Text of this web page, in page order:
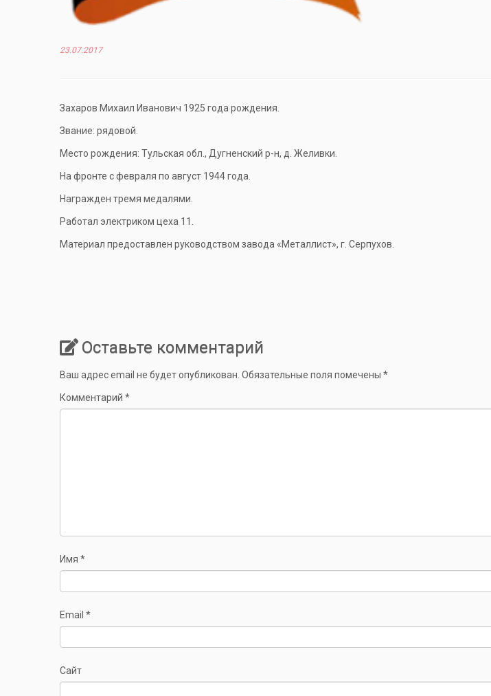
23.07.2017
Захаров Михаил Иванович 1925 года рождения.
Звание: рядовой.
Место рождения: Тульская обл., Дугненский р-н, д. Желивки.
На фронте с февраля по август 1944 года.
Награжден тремя медалями.
Работал электриком цеха 11.
Материал предоставлен руководством завода «Металлист», г. Серпухов.
Оставьте комментарий
Ваш адрес email не будет опубликован. Обязательные поля помечены *
Комментарий *
Имя *
Email *
Сайт